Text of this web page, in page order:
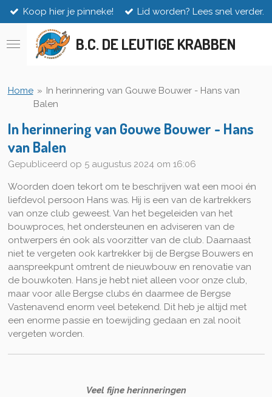
Ga
direct
naar
B.C. DE LEUTIGE KRABBEN
Koop hier je pinneke! Lid worden? Lees snel verder.
Home » In herinnering van Gouwe Bouwer - Hans van
Balen
In herinnering van Gouwe Bouwer - Hans
van Balen
Gepubliceerd op 5 augustus 2024 om 16:06
Woorden doen tekort om te beschrijven wat een mooi én
liefdevol persoon Hans was. Hij is een van de kartrekkers
van onze club geweest. Van het begeleiden van het
bouwproces, het ondersteunen en adviseren van de
ontwerpers én ook als voorzitter van de club. Daarnaast
niet te vergeten ook kartrekker bij de Bergse Bouwers en
aanspreekpunt omtrent de nieuwbouw en renovatie van
de bouwkoten. Hans je hebt niet alleen voor onze club,
maar voor alle Bergse clubs én daarmee de Bergse
Vastenavend enorm veel betekend. Dit heb je altijd met
een enorme passie en toewijding gedaan en zal nooit
vergeten worden.
Veel fijne herinneringen